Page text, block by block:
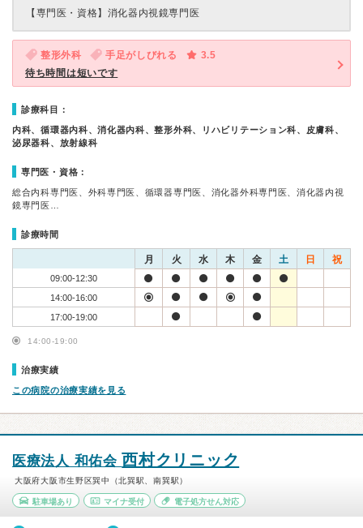
【専門医・資格】 消化器内視鏡専門医
整形外科 手足がしびれる
3.5
待ち時間は短いです
診療科目：
内科、循環器内科、消化器内科、整形外科、リハビリテーション科、皮膚科、
泌尿器科、放射線科
専門医・資格：
総合内科専門医、外科専門医、循環器専門医、消化器外科専門医、消化器内視
鏡専門医…
診療時間
月 火 水 木 金 土 日 祝
09:00-12:30
14:00-16:00
17:00-19:00
14:00-19:00
治療実績
この病院の治療実績を見る
医療法人 和佑会 西村クリニック
大阪府大阪市生野区巽中（北巽駅、南巽駅）
駐車場あり マイナ受付 電子処方せん対応